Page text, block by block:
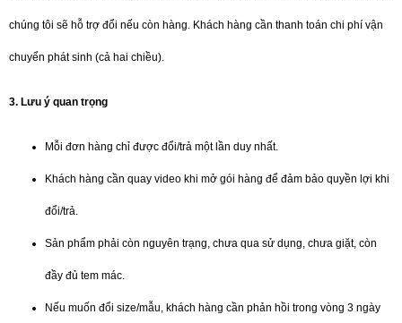
chúng tôi sẽ hỗ trợ đổi nếu còn hàng. Khách hàng cần thanh toán chi phí vận
chuyển phát sinh (cả hai chiều).
3. Lưu ý quan trọng
Mỗi đơn hàng chỉ được đổi/trả một lần duy nhất.
Khách hàng cần quay video khi mở gói hàng để đảm bảo quyền lợi khi
đổi/trả.
Sản phẩm phải còn nguyên trạng, chưa qua sử dụng, chưa giặt, còn
đầy đủ tem mác.
Nếu muốn đổi size/mẫu, khách hàng cần phản hồi trong vòng 3 ngày